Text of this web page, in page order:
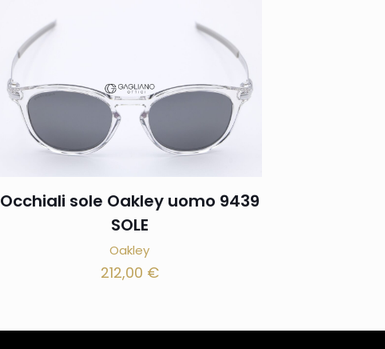
Occhiali sole Oakley uomo 9439
SOLE
Oakley
212,00 €